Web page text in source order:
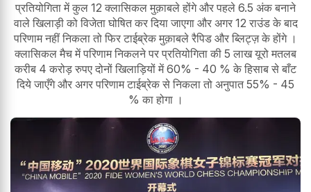
प्रतियोगिता में कुल 12 क्लासिकल मुक़ाबले होंगे और पहले 6.5 अंक बनाने
वाले खिलाड़ी को विजेता घोषित कर दिया जाएगा और अगर 12 राउंड के बाद
परिणाम नहीं निकला तो फिर टाईब्रेक मुक़ाबले रैपिड और ब्लिट्ज़ के होंगे ।
क्लासिकल मैच में परिणाम निकलने पर प्रतियोगिता की 5 लाख यूरो मतलब
करीब 4 करोड़ रुपए दोनों खिलाड़ियों में 60% - 40 % के हिसाब से बाँट
दिये जाएँगे और अगर परिणाम टाईब्रेक से निकला तो अनुपात 55% - 45
% का होगा ।